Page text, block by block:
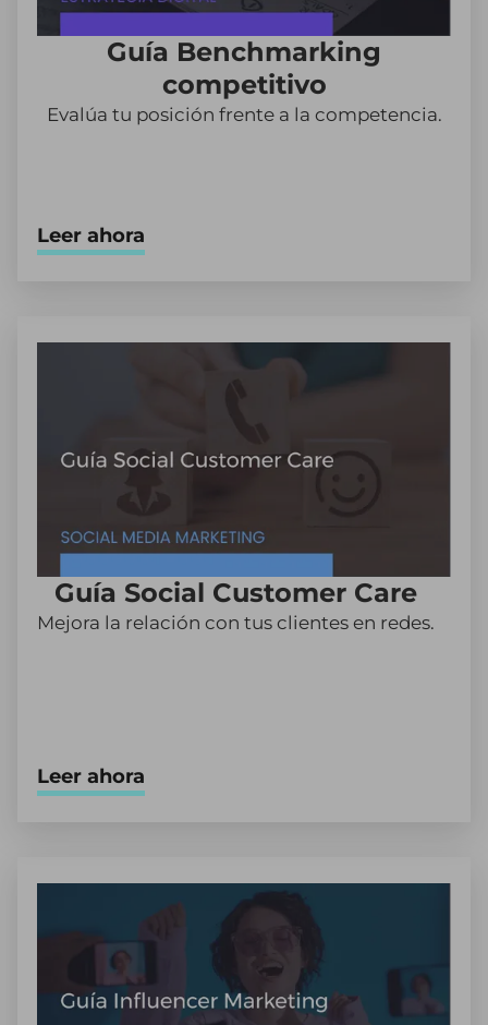
Guía Benchmarking
competitivo
Evalúa tu posición frente a la competencia.
Leer ahora
Guía Social Customer Care
Mejora la relación con tus clientes en redes.
Leer ahora